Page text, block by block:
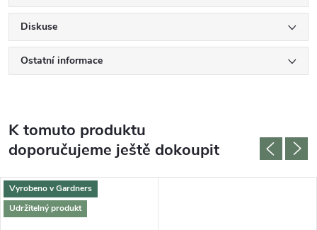
Diskuse
Ostatní informace
K tomuto produktu
doporučujeme ještě dokoupit
Vyrobeno v Gardners
Udržitelný produkt